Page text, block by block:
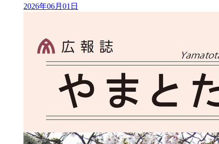
2026年06月01日